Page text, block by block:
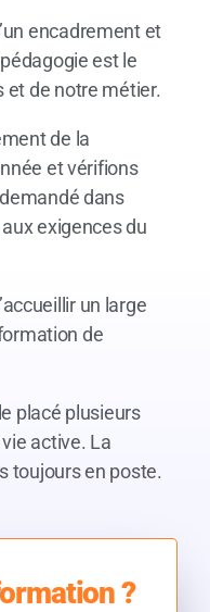
encadrement et
est le
de notre métier.
de la
et vérifions
dans
exigences du
un large
de
placé plusieurs
active. La
toujours en poste.
?